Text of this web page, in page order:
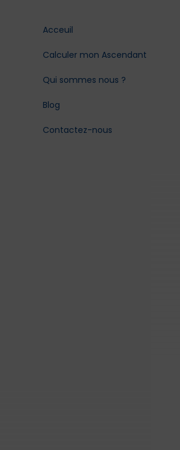
Acceuil
Calculer mon Ascendant
Qui sommes nous ?
Blog
Contactez-nous